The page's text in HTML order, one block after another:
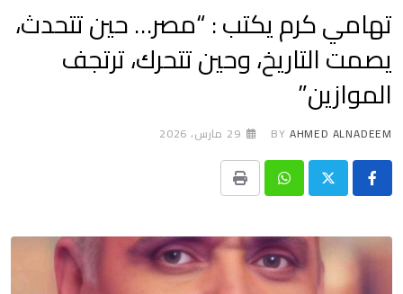
تهامي كرم يكتب : “مصر… حين تتحدث،
يصمت التاريخ، وحين تتحرك، ترتجف
الموازين”
BY AHMED ALNADEEM 29 مارس، 2026
Whatsapp
Print